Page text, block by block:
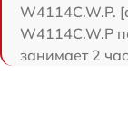
W4114C.W.P.
W4114C.W.P
занимает 2